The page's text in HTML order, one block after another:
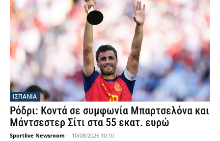
ΙΣΠΑΝΙΑ
Ρόδρι: Κοντά σε συμφωνία Μπαρτσελόνα και
Μάντσεστερ Σίτι στα 55 εκατ. ευρώ
Sportlive Newsroom - 10/08/2026 10:10